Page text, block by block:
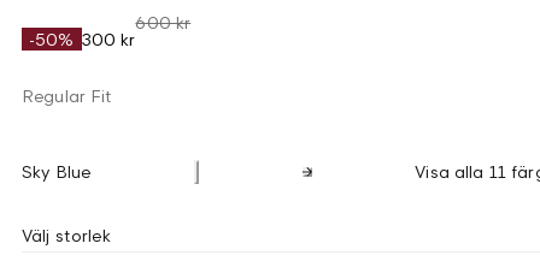
-50% 300 kr
600 kr
Regular Fit
Sky Blue Visa alla 11
Välj storlek